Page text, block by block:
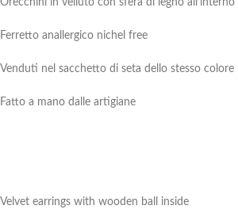
Orecchini in velluto con sfera di legno all’interno
Ferretto anallergico nichel free
Venduti nel sacchetto di seta dello stesso colore
Fatto a mano dalle artigiane
Velvet earrings with wooden ball inside